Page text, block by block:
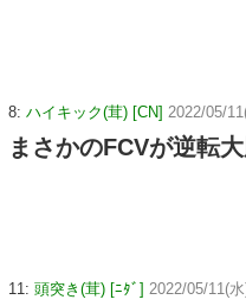
8: ハイキック(茸) [CN] 2022/05/
まさかのFCVが逆転大
11: 頭突き(茸) [ﾆﾀﾞ] 2022/05/11(